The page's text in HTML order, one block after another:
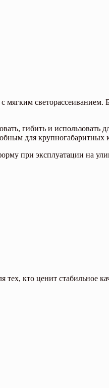
светорассеиванием.
гибить и
для крупногабаритных
при эксплуатации
кто ценит стабильное